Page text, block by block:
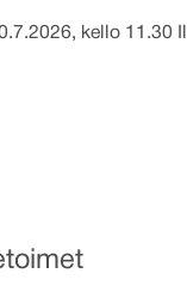
kello 11.30